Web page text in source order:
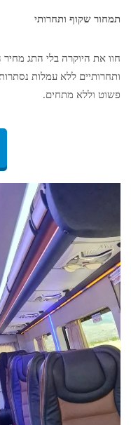
תמחור שקוף ותחרותי
חוו את היוקרה בלי התג מחיר
ותחרותיים ללא עמלות
פשוט וללא מתחים.